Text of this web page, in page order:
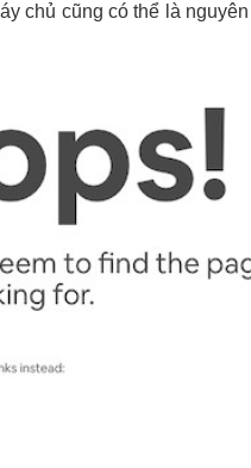
chủ cũng có thể là